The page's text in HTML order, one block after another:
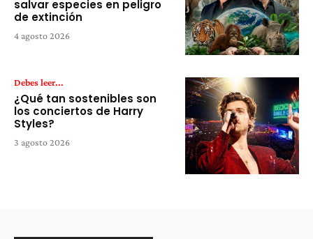
salvar especies en peligro
de extinción
4 agosto 2026
Debes leer...
¿Qué tan sostenibles son
los conciertos de Harry
Styles?
3 agosto 2026